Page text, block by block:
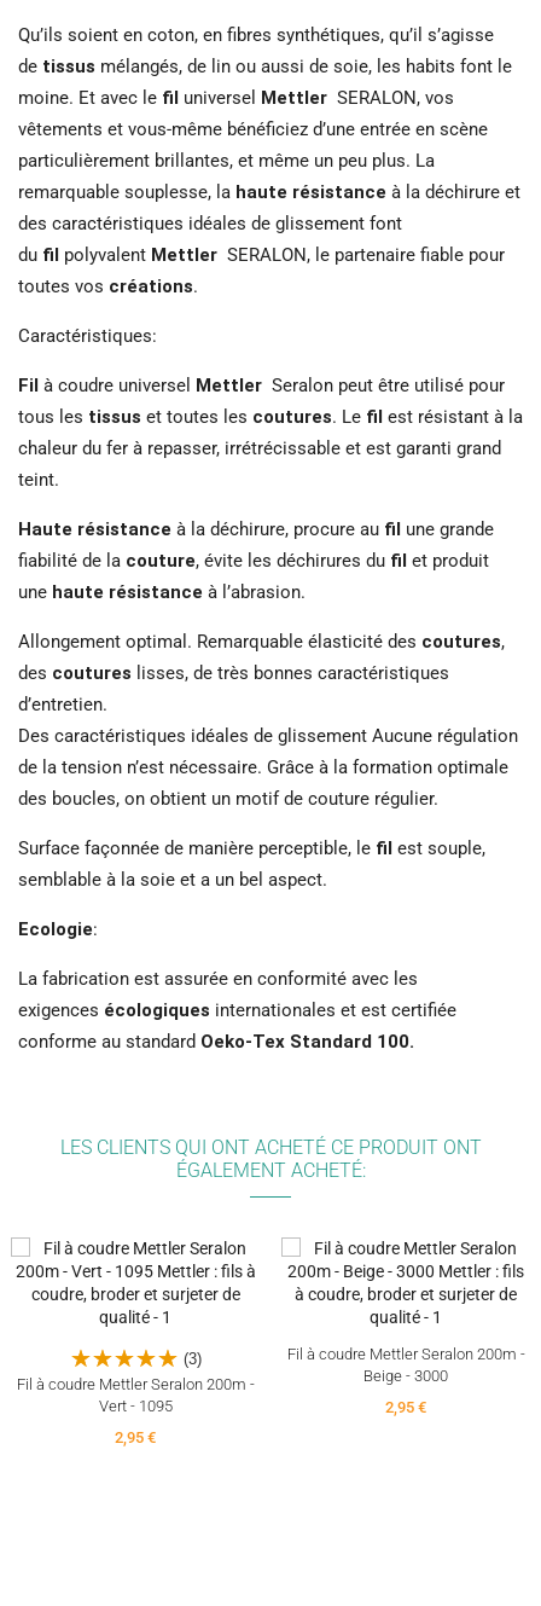
Qu’ils soient en coton, en fibres synthétiques, qu’il s’agisse
de tissus mélangés, de lin ou aussi de soie, les habits font le
moine. Et avec le fil universel Mettler SERALON, vos
vêtements et vous-même bénéficiez d’une entrée en scène
particulièrement brillantes, et même un peu plus. La
remarquable souplesse, la haute résistance à la déchirure et
des caractéristiques idéales de glissement font
du fil polyvalent Mettler SERALON, le partenaire fiable pour
toutes vos créations.
Caractéristiques:
Fil à coudre universel Mettler Seralon peut être utilisé pour
tous les tissus et toutes les coutures. Le fil est résistant à la
chaleur du fer à repasser, irrétrécissable et est garanti grand
teint.
Haute résistance à la déchirure, procure au fil une grande
fiabilité de la couture, évite les déchirures du fil et produit
une haute résistance à l’abrasion.
Allongement optimal. Remarquable élasticité des coutures,
des coutures lisses, de très bonnes caractéristiques
d’entretien.
Des caractéristiques idéales de glissement Aucune régulation
de la tension n’est nécessaire. Grâce à la formation optimale
des boucles, on obtient un motif de couture régulier.
Surface façonnée de manière perceptible, le fil est souple,
semblable à la soie et a un bel aspect.
Ecologie:
La fabrication est assurée en conformité avec les
exigences écologiques internationales et est certifiée
conforme au standard Oeko-Tex Standard 100.
LES CLIENTS QUI ONT ACHETÉ CE PRODUIT ONT
ÉGALEMENT ACHETÉ:
(3)
Fil à coudre Mettler Seralon 200m -
Vert - 1095
2,95 €
Fil à coudre Mettler Seralon 200m -
Beige - 3000
2,95 €